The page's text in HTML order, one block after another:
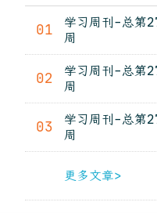
01
学习周刊-总第
周
02
学习周刊-总第
周
03
学习周刊-总第
周
更多文章>